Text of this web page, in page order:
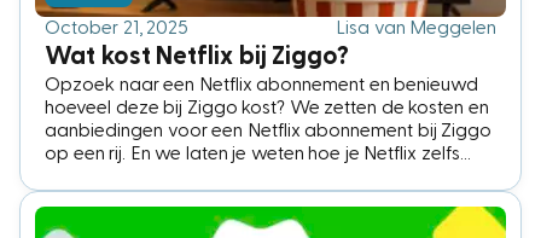
October 21, 2025
Lisa van Meggelen
Wat kost Netflix bij Ziggo?
Opzoek naar een Netflix abonnement en benieuwd
hoeveel deze bij Ziggo kost? We zetten de kosten en
aanbiedingen voor een Netflix abonnement bij Ziggo
op een rij. En we laten je weten hoe je Netflix zelfs